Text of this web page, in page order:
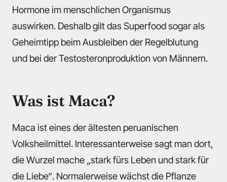
Hormone im menschlichen Organismus
auswirken. Deshalb gilt das Superfood sogar als
Geheimtipp beim Ausbleiben der Regelblutung
und bei der Testosteronproduktion von Männern.
Was ist Maca?
Maca ist eines der ältesten peruanischen
Volksheilmittel. Interessanterweise sagt man dort,
die Wurzel mache „stark fürs Leben und stark für
die Liebe“. Normalerweise wächst die Pflanze